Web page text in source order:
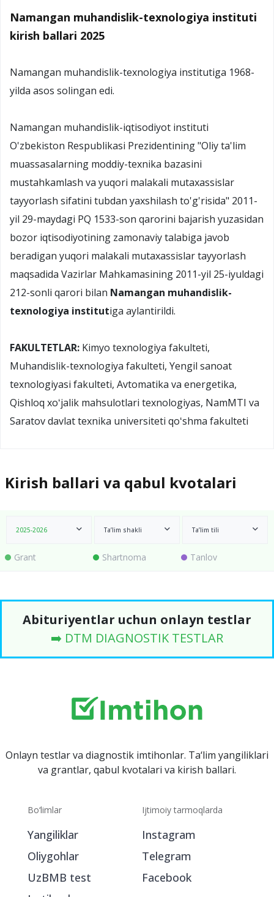
Namangan muhandislik-texnologiya instituti
kirish ballari 2025
Namangan muhandislik-texnоlоgiya institutiga 1968-
yilda asоs sоlingan edi.
Namangan muhandislik-iqtisodiyot instituti
O'zbekiston Respublikasi Prezidentining "Oliy ta'lim
muassasalarning moddiy-texnika bazasini
mustahkamlash va yuqori malakali mutaxassislar
tayyorlash sifatini tubdan yaxshilash to'g'risida" 2011-
yil 29-maydagi PQ 1533-son qarorini bajarish yuzasidan
bozor iqtisodiyotining zamonaviy talabiga javob
beradigan yuqori malakali mutaxassislar tayyorlash
maqsadida Vazirlar Mahkamasining 2011-yil 25-iyuldagi
212-sonli qarori bilan Namangan muhandislik-
texnologiya institutiga aylantirildi.
FAKULTETLAR: Kimyo texnologiya fakulteti,
Muhandislik-texnologiya fakulteti, Yengil sanoat
texnologiyasi fakulteti, Avtomatika va energetika,
Qishloq xoʻjalik mahsulotlari texnologiyas, NamMTI va
Saratov davlat texnika universiteti qoʻshma fakulteti
Kirish ballari va qabul kvotalari
2025-2026 Ta’lim shakli Ta’lim tili
Grant Shartnoma Tanlov
Abituriyentlar uchun onlayn testlar
➡️ DTM DIAGNOSTIK TESTLAR
Onlayn testlar va diagnostik imtihonlar. Ta‘lim yangiliklari
va grantlar, qabul kvotalari va kirish ballari.
Bo‘limlar
Yangiliklar
Oliygohlar
UzBMB test
Ijtimoiy tarmoqlarda
Instagram
Telegram
Facebook